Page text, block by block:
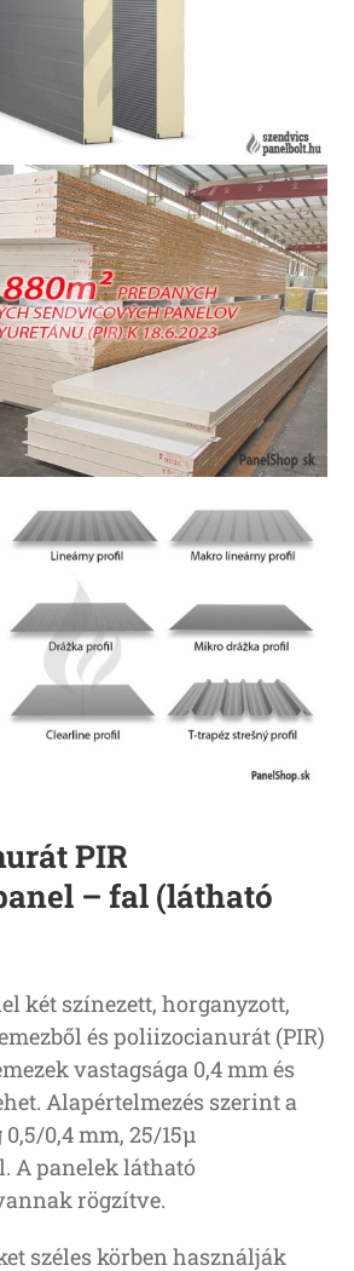
PIR
– fal (látható
két színezett, horganyzott,
és poliizocianurát (PIR)
vastagsága 0,4 mm és
Alapértelmezés szerint a
0,4 mm, 25/15μ
A panelek látható
rögzítve.
széles körben használják